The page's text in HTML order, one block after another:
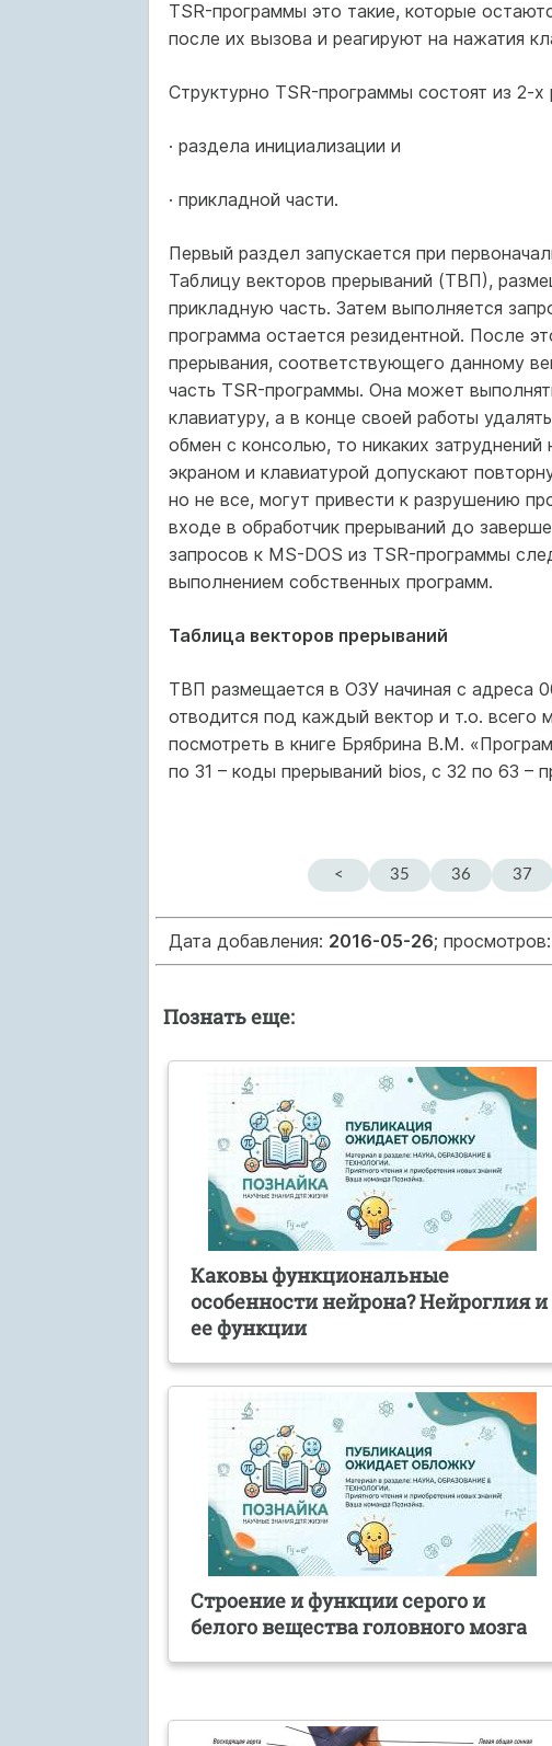
TSR-программы это такие, которые
после их вызова и реагируют на нажатия
Структурно TSR-программы состоят из 2-х
· раздела инициализации и
· прикладной части.
Первый раздел запускается при
Таблицу векторов прерываний (ТВП),
прикладную часть. Затем выполняется
программа остается резидентной. После
прерывания, соответствующего данному
часть TSR-программы. Она может
клавиатуру, а в конце своей работы
обмен с консолью, то никаких затруднений
экраном и клавиатурой допускают
но не все, могут привести к разрушению
входе в обработчик прерываний до
запросов к MS-DOS из TSR-программы
выполнением собственных программ.
Таблица векторов прерываний
ТВП размещается в ОЗУ начиная с адреса
отводится под каждый вектор и т.о.
посмотреть в книге Брябрина В.М.
по 31 – коды прерываний bios, с 32 по 63 –
< 35 36 37
Дата добавления: 2016-05-26; просмотров:
Познать еще:
Каковы функциональные
особенности нейрона? Нейроглия и
ее функции
Строение и функции серого и
белого вещества головного мозга